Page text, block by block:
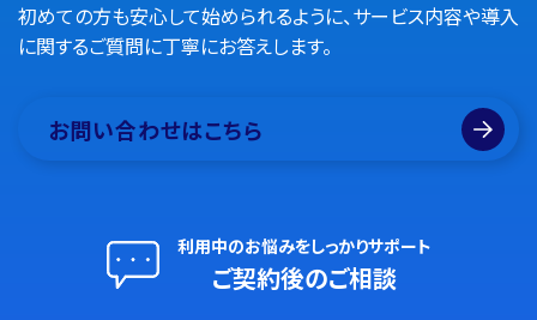
初めての方も安心して始められるように、サービス内容や導入
に関するご質問に丁寧にお答えします。
お問い合わせはこちら
利用中のお悩みをしっかりサポート
ご契約後のご相談